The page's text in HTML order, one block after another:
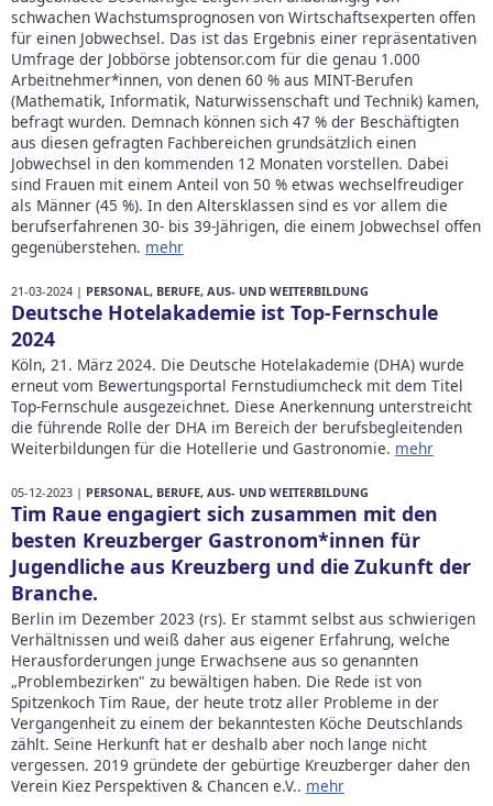
schwachen Wachstumsprognosen von Wirtschaftsexperten offen
für einen Jobwechsel. Das ist das Ergebnis einer repräsentativen
Umfrage der Jobbörse jobtensor.com für die genau 1.000
Arbeitnehmer*innen, von denen 60 % aus MINT-Berufen
(Mathematik, Informatik, Naturwissenschaft und Technik) kamen,
befragt wurden. Demnach können sich 47 % der Beschäftigten
aus diesen gefragten Fachbereichen grundsätzlich einen
Jobwechsel in den kommenden 12 Monaten vorstellen. Dabei
sind Frauen mit einem Anteil von 50 % etwas wechselfreudiger
als Männer (45 %). In den Altersklassen sind es vor allem die
berufserfahrenen 30- bis 39-Jährigen, die einem Jobwechsel offen
gegenüberstehen. mehr
21-03-2024 | PERSONAL, BERUFE, AUS- UND WEITERBILDUNG
Deutsche Hotelakademie ist Top-Fernschule
2024
Köln, 21. März 2024. Die Deutsche Hotelakademie (DHA) wurde
erneut vom Bewertungsportal Fernstudiumcheck mit dem Titel
Top-Fernschule ausgezeichnet. Diese Anerkennung unterstreicht
die führende Rolle der DHA im Bereich der berufsbegleitenden
Weiterbildungen für die Hotellerie und Gastronomie. mehr
05-12-2023 | PERSONAL, BERUFE, AUS- UND WEITERBILDUNG
Tim Raue engagiert sich zusammen mit den
besten Kreuzberger Gastronom*innen für
Jugendliche aus Kreuzberg und die Zukunft der
Branche.
Berlin im Dezember 2023 (rs). Er stammt selbst aus schwierigen
Verhältnissen und weiß daher aus eigener Erfahrung, welche
Herausforderungen junge Erwachsene aus so genannten
„Problembezirken" zu bewältigen haben. Die Rede ist von
Spitzenkoch Tim Raue, der heute trotz aller Probleme in der
Vergangenheit zu einem der bekanntesten Köche Deutschlands
zählt. Seine Herkunft hat er deshalb aber noch lange nicht
vergessen. 2019 gründete der gebürtige Kreuzberger daher den
Verein Kiez Perspektiven & Chancen e.V.. mehr